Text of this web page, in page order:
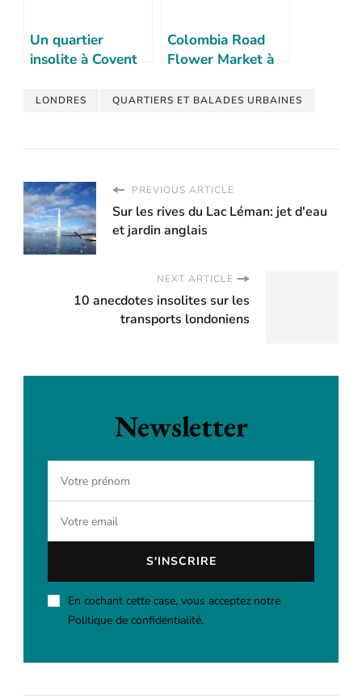
Un quartier
insolite à Covent
Yard
Colombia Road
Flower Market à
LONDRES QUARTIERS ET BALADES URBAINES
PREVIOUS ARTICLE
Sur les rives du Lac Léman: jet d'eau
et jardin anglais
NEXT ARTICLE
10 anecdotes insolites sur les
transports londoniens
Newsletter
En cochant cette case, vous acceptez notre
Politique de confidentialité.